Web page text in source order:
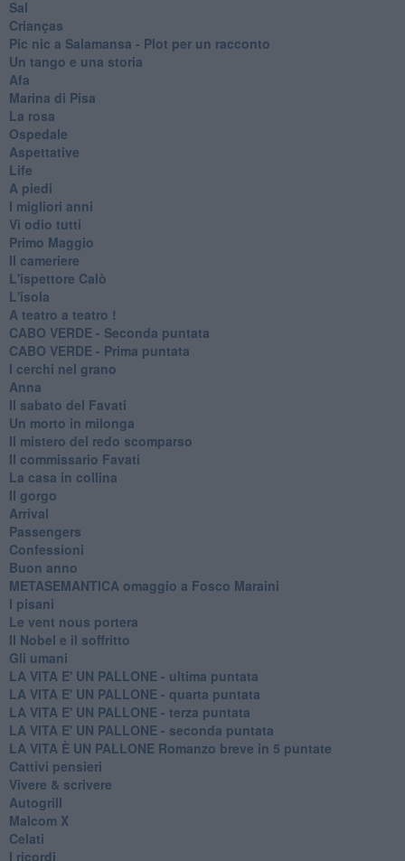
Sal
Crianças
Pic nic a Salamansa - Plot per un racconto
Un tango e una storia
Afa
Marina di Pisa
La rosa
Ospedale
Aspettative
Life
A piedi
I migliori anni
Vi odio tutti
Primo Maggio
Il cameriere
L'ispettore Calò
L'isola
A teatro a teatro !
CABO VERDE - Seconda puntata
CABO VERDE - Prima puntata
I cerchi nel grano
Anna
Il sabato del Favati
Un morto in milonga
Il mistero del redo scomparso
Il commissario Favati
La casa in collina
Il gorgo
Arrival
Passengers
Confessioni
Buon anno
METASEMANTICA omaggio a Fosco Maraini
I pisani
Le vent nous portera
Il Nobel e il soffritto
Gli umani
LA VITA E' UN PALLONE - ultima puntata
LA VITA E' UN PALLONE - quarta puntata
LA VITA E' UN PALLONE - terza puntata
LA VITA E' UN PALLONE - seconda puntata
LA VITA È UN PALLONE Romanzo breve in 5 puntate
Cattivi pensieri
Vivere & scrivere
Autogrill
Malcom X
Celati
I ricordi